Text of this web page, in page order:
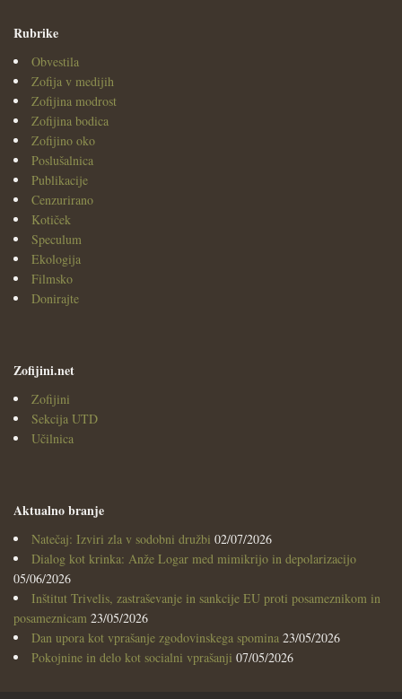
Rubrike
Obvestila
Zofija v medijih
Zofijina modrost
Zofijina bodica
Zofijino oko
Poslušalnica
Publikacije
Cenzurirano
Kotiček
Speculum
Ekologija
Filmsko
Donirajte
Zofijini.net
Zofijini
Sekcija UTD
Učilnica
Aktualno branje
Natečaj: Izviri zla v sodobni družbi 02/07/2026
Dialog kot krinka: Anže Logar med mimikrijo in depolarizacijo
05/06/2026
Inštitut Trivelis, zastraševanje in sankcije EU proti posameznikom in
posameznicam 23/05/2026
Dan upora kot vprašanje zgodovinskega spomina 23/05/2026
Pokojnine in delo kot socialni vprašanji 07/05/2026